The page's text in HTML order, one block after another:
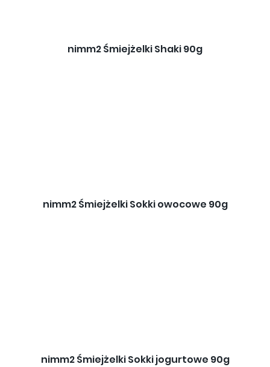
nimm2 Śmiejżelki Shaki 90g
nimm2 Śmiejżelki Sokki owocowe 90g
nimm2 Śmiejżelki Sokki jogurtowe 90g